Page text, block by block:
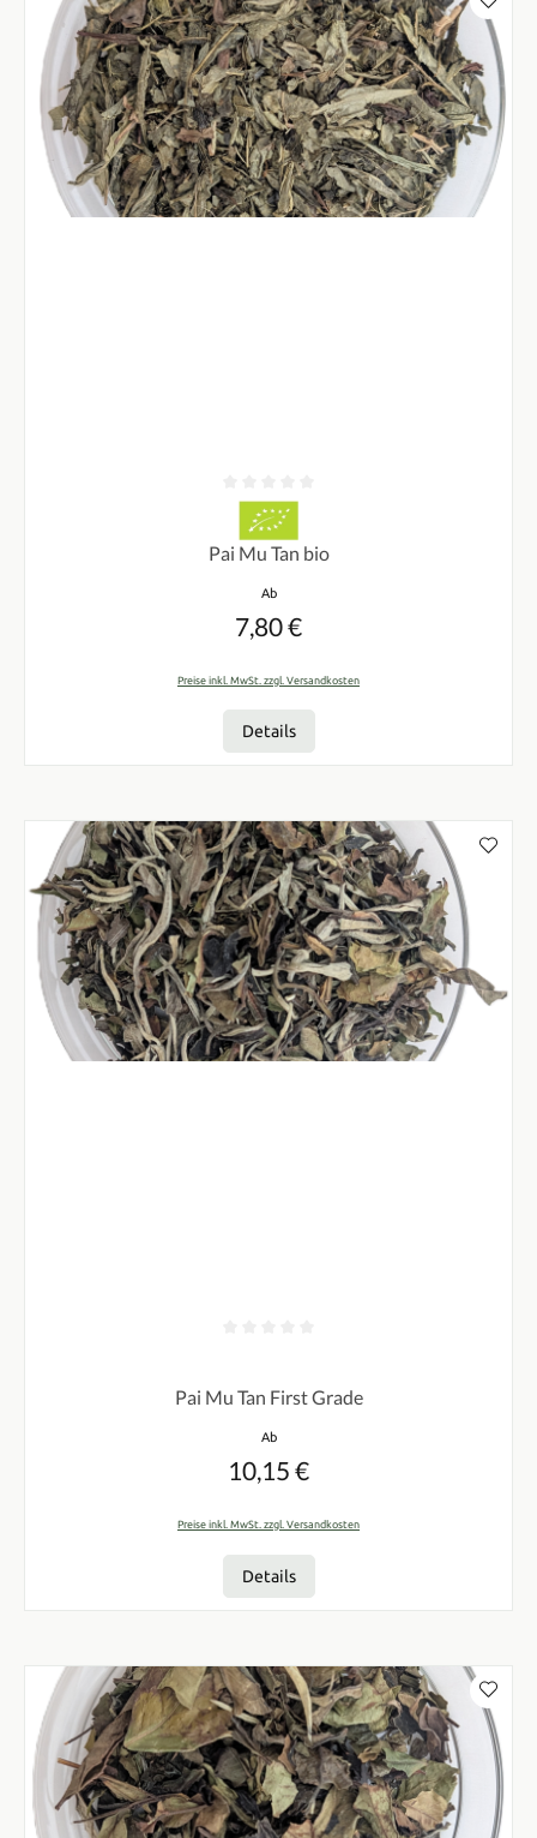
Durchschnittliche Bewertung von 0 von 5 Sternen
Pai Mu Tan bio
Regulärer Preis:
Ab
7,80 €
Preise inkl. MwSt. zzgl. Versandkosten
Details
Pai Mu Tan First Grade
Regulärer Preis:
Ab
10,15 €
Preise inkl. MwSt. zzgl. Versandkosten
Details